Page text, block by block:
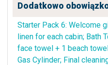
Dodatkowo
Starter Pack 6: Welcome
linen for each cabin; Bath
face towel + 1 beach
Gas Cylinder; Final